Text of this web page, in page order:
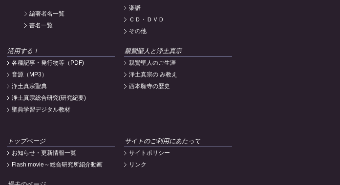
編著者名一覧
書名一覧
活用する！
各種記事・発行物等（PDF)
音源（MP3）
浄土真宗聖典
浄土真宗総合研究(研究紀要)
聖典学習デジタル教材
楽譜
ＣＤ・ＤＶＤ
その他
親鸞聖人と浄土真宗
親鸞聖人のご生涯
浄土真宗の み教え
西本願寺の歴史
トップページ
お知らせ・更新情報一覧
Flash movie～総合研究所紹介動画
サイトのご利用にあたって
サイトポリシー
リンク